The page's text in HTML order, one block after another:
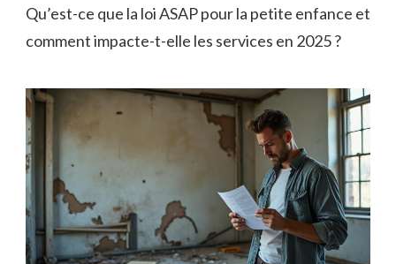
Qu’est-ce que la loi ASAP pour la petite enfance et
comment impacte-t-elle les services en 2025 ?